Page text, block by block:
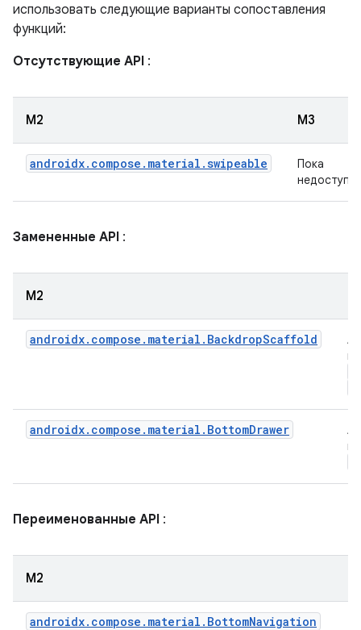
использовать следующие варианты сопоставления
функций:
Отсутствующие API :
М2 М3
androidx.compose.material.swipeable
Пока
Замененные API :
М2
androidx.compose.material.BackdropScaffold
androidx.compose.material.BottomDrawer
Переименованные API :
М2
androidx.compose.material.BottomNavigation